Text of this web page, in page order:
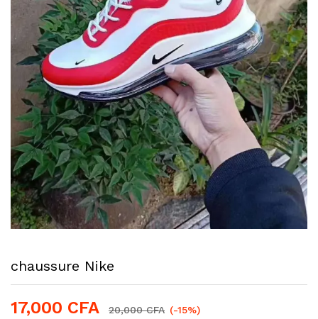
chaussure Nike
17,000 CFA 20,000CFA (-15%)